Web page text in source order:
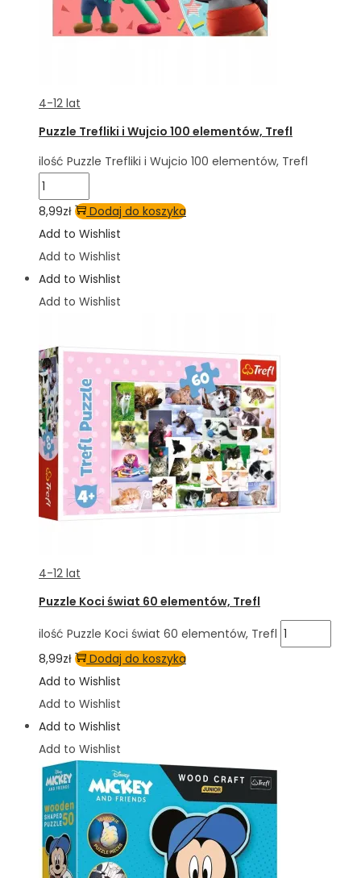
4-12 lat
Puzzle Trefliki i Wujcio 100 elementów, Trefl
ilość Puzzle Trefliki i Wujcio 100 elementów, Trefl
8,99zł
Dodaj do koszyka
Add to Wishlist
Add to Wishlist
Add to Wishlist
Add to Wishlist
4-12 lat
Puzzle Koci świat 60 elementów, Trefl
ilość Puzzle Koci świat 60 elementów, Trefl
8,99zł
Dodaj do koszyka
Add to Wishlist
Add to Wishlist
Add to Wishlist
Add to Wishlist